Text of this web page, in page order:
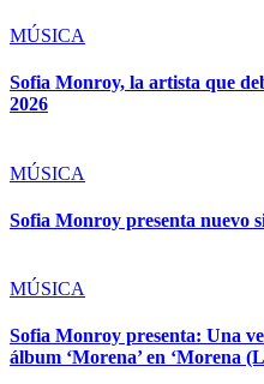
MÚSICA
Sofia Monroy, la artista que
2026
MÚSICA
Sofia Monroy presenta nuevo
MÚSICA
Sofia Monroy presenta: Una
álbum ‘Morena’ en ‘Morena